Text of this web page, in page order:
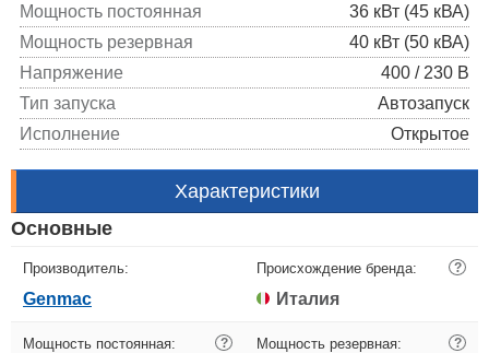
Мощность постоянная
36 кВт (45 кВА)
Мощность резервная
40 кВт (50 кВА)
Напряжение
400 / 230 В
Тип запуска
Автозапуск
Исполнение
Открытое
Характеристики
Основные
Производитель:
Genmac
Происхождение бренда: ?
Италия
Мощность постоянная: ? Мощность резервная: ?